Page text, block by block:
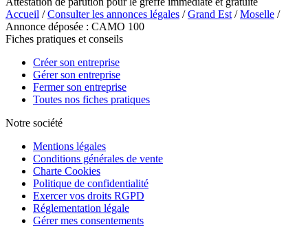
Accueil /Consulter les annonces légales /Grand Est /Moselle /
Annonce déposée : CAMO 100
Fiches pratiques et conseils
Créer son entreprise
Gérer son entreprise
Fermer son entreprise
Toutes nos fiches pratiques
Notre société
Mentions légales
Conditions générales de vente
Charte Cookies
Politique de confidentialité
Exercer vos droits RGPD
Réglementation légale
Gérer mes consentements